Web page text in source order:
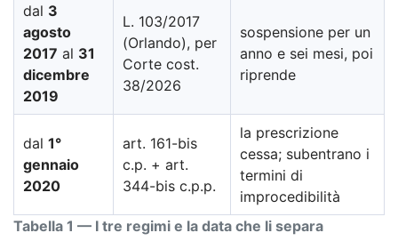
Tabella 1 — I tre regimi e la data che li separa
dal 3
agosto
2017 al 31
dicembre
2019
L. 103/2017
(Orlando), per
Corte cost.
38/2026
sospensione per un
anno e sei mesi, poi
riprende
dal 1°
gennaio
2020
art. 161-bis
c.p. + art.
344-bis c.p.p.
la prescrizione
cessa; subentrano i
termini di
improcedibilità